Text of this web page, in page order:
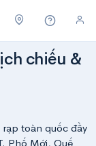
chiếu &
rạp toàn quốc đầy
Phố Mới, Quế